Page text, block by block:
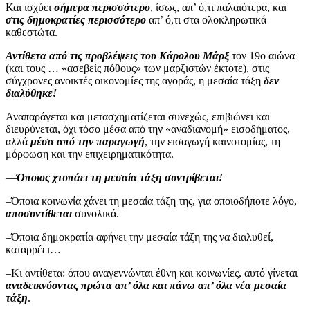
Και ισχύει σήμερα περισσότερο, ίσως, απ’ ό,τι παλαιότερα, και
στις δημοκρατίες περισσότερο απ’ ό,τι στα ολοκληρωτικά
καθεστώτα.
Αντίθετα από τις προβλέψεις του Κάρολου Μάρξ τον 19ο αιώνα
(και τους … «ασεβείς πόθους» των μαρξιστών έκτοτε), στις
σύγχρονες ανοικτές οικονομίες της αγοράς, η μεσαία τάξη δεν
διαλύθηκε!
Αναπαράγεται και μετασχηματίζεται συνεχώς, επιβιώνει και
διευρύνεται, όχι τόσο μέσα από την «αναδιανομή» εισοδήματος,
αλλά μέσα από την παραγωγή, την εισαγωγή καινοτομίας, τη
μόρφωση και την επιχειρηματικότητα.
—Όποιος χτυπάει τη μεσαία τάξη συντρίβεται!
–Όποια κοινωνία χάνει τη μεσαία τάξη της, για οποιοδήποτε λόγο,
αποσυντίθεται συνολικά.
–Όποια δημοκρατία αφήνει την μεσαία τάξη της να διαλυθεί,
καταρρέει…
–Κι αντίθετα: όπου αναγεννώνται έθνη και κοινωνίες, αυτό γίνεται
αναδεικνύοντας πρώτα απ’ όλα και πάνω απ’ όλα νέα μεσαία
τάξη.